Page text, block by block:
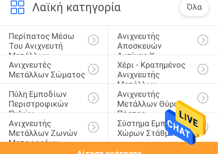
Λαϊκή κατηγορία Όλα
Περίπατος Μέσω
Του Ανιχνευτή
Μετάλλων
Ανιχνευτής
Αποσκευών
Ακτίνας X
Ανιχνευτές
Μετάλλων Σώματος
Χέρι - Κρατημένος
Ανιχνευτής
Μετάλλων
Πύλη Εμποδίων
Περιστροφικών
Πυλών
Ανιχνευτής
Μετάλλων Θύρας
Πόρτας
Ανιχνευτής
Μετάλλων Ζωνών
Μεταφορέων
Σύστημα Εμποδίων
Χώρων Στάθμευσης